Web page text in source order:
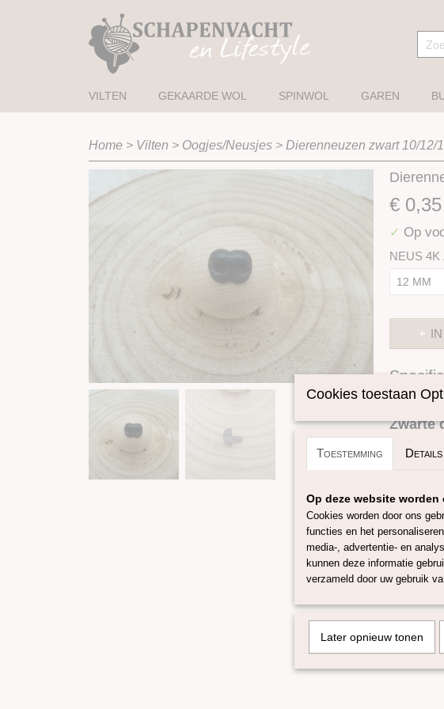
VILTEN GEKAARDE WOL SPINWOL GAREN
Home > Vilten > Oogjes/Neusjes > Dierenneuzen zwart 10/12/
€ 0,35
✓ Op
NEUS 4K
Zwarte
Maak
zijn
maak je
een
In onze
diverse
Wees
Cookies toestaan
Toestemming Details
Op deze website
Cookies worden door ons
functies en het
media-, advertentie- en
kunnen deze informatie
verzameld door uw gebruik
Later opnieuw tonen